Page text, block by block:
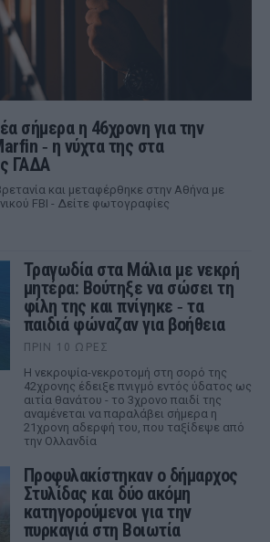
σήμερα η 46χρονη για την
‑ η νύχτα της στα
ΓΑΔΑ
και μεταφέρθηκε στην Αθήνα με
FBI - Δείτε φωτογραφίες
Τραγωδία στα Μάλια με νεκρή
μητέρα: Βούτηξε να σώσει τη
φίλη της και πνίγηκε ‑ τα
παιδιά φώναζαν για βοήθεια
ΠΡΙΝ 10 ΏΡΕΣ
Η νεκροψία-νεκροτομή στη σορό της
42χρονης έδειξε πνιγμό εντός ύδατος ως
αιτία θανάτου - το 3χρονο παιδί της
αναμένεται να παραλάβει σήμερα η
21χρονη αδερφή του, που ταξίδεψε από
την Ολλανδία
Προφυλακίστηκαν ο δήμαρχος
Στυλίδας και δύο ακόμη
κατηγορούμενοι για την
πυρκαγιά στη Βοιωτία